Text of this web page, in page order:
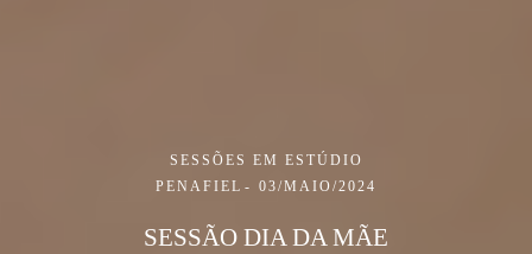
SESSÕES EM ESTÚDIO
PENAFIEL
03/MAIO/2024
SESSÃO DIA DA MÃE